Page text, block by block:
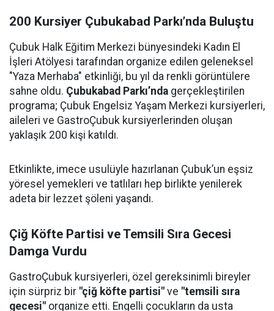
200 Kursiyer Çubukabad Parkı’nda Buluştu
Çubuk Halk Eğitim Merkezi bünyesindeki Kadın El
İşleri Atölyesi tarafından organize edilen geleneksel
"Yaza Merhaba" etkinliği, bu yıl da renkli görüntülere
sahne oldu. Çubukabad Parkı’nda gerçekleştirilen
programa; Çubuk Engelsiz Yaşam Merkezi kursiyerleri,
aileleri ve GastroÇubuk kursiyerlerinden oluşan
yaklaşık 200 kişi katıldı.
Etkinlikte, imece usulüyle hazırlanan Çubuk’un eşsiz
yöresel yemekleri ve tatlıları hep birlikte yenilerek
adeta bir lezzet şöleni yaşandı.
Çiğ Köfte Partisi ve Temsili Sıra Gecesi
Damga Vurdu
GastroÇubuk kursiyerleri, özel gereksinimli bireyler
için sürpriz bir "çiğ köfte partisi" ve "temsili sıra
gecesi" organize etti. Engelli çocukların da usta